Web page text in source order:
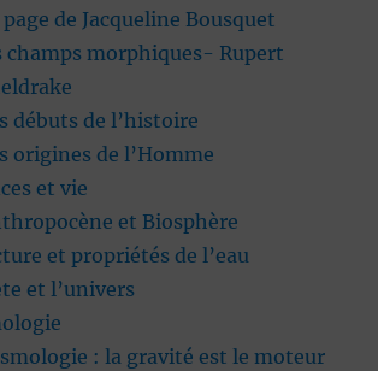
page de Jacqueline Bousquet
champs morphiques- Rupert
débuts de l’histoire
origines de l’Homme
et vie
et Biosphère
et propriétés de l’eau
et l’univers
: la gravité est le moteur